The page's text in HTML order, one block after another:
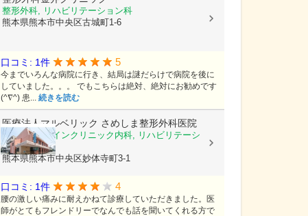
整形外科, リハビリテーション科
熊本県熊本市中央区古城町1-6
口コミ: 1件 5
今までいろんな病院に行き、結局は謎だらけで病院を後に
していました。。。 でもこちらは絶対、絶対にお勧めです
(^∇^) 患... 続きを読む
医療法人マルベリック さめしま整形外科医院
整形外科, ペインクリニック内科, リハビリテーシ
ョン科
熊本県熊本市中央区妙体寺町3-1
口コミ: 1件 4
腰の激しい痛みに耐えかねて診療していただきました。医
師がとてもフレンドリーでなんでも話を聞いてくれる方で